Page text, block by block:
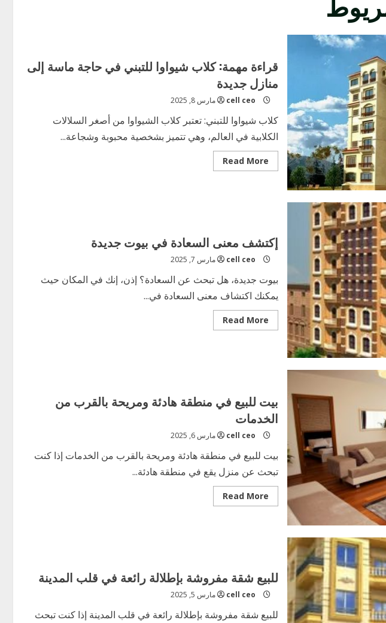
قراءة مهمة: كلاب شيواوا للتبني في حاجة ماسة إلى
منازل جديدة
cell ceo مارس 8, 2025
كلاب شيواوا للتبني: تعتبر كلاب الشيواوا من أصغر السلالات
الكلابية في العالم، وهي تتميز بشخصية محبوبة وشجاعة...
Read More
more
حاجة
ماسة
إلى
منازل
إكتشف معنى السعادة في بيوت جديدة
cell ceo مارس 7, 2025
بيوت جديدة، هل تبحث عن السعادة؟ إذن، إنك في المكان حيث
يمكنك اكتشاف معنى السعادة في...
Read More
more
بيت للبيع في منطقة هادئة ومريحة بالقرب من
الخدمات
cell ceo مارس 6, 2025
بيت للبيع في منطقة هادئة ومريحة بالقرب من الخدمات إذا كنت
تبحث عن منزل يقع في منطقة هادئة...
Read More
more
من
الخدمات
للبيع شقة مفروشة بإطلالة رائعة في قلب المدينة
cell ceo مارس 5, 2025
للبيع شقة مفروشة بإطلالة رائعة في قلب المدينة إذا كنت تبحث